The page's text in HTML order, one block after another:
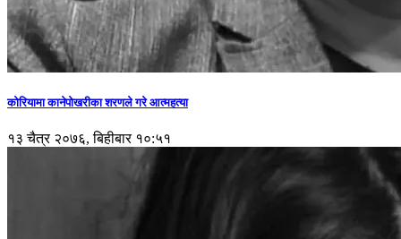
कोरियामा कानेपोखरीका शरणले गरे आत्महत्या
१३ चैत्र २०७६, बिहीबार १०:५१